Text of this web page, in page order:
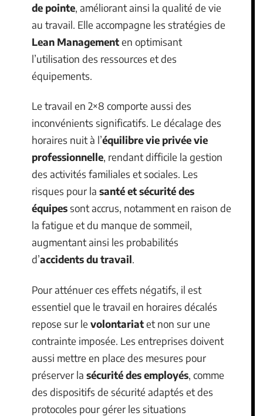
de pointe, améliorant ainsi la qualité de vie
au travail. Elle accompagne les stratégies de
Lean Managementen optimisant
l’utilisation des ressources et des
équipements.
Le travail en 2×8 comporte aussi des
inconvénients significatifs. Le décalage des
horaires nuit à l’équilibre vie privée vie
professionnelle, rendant difficile la gestion
des activités familiales et sociales. Les
risques pour la santé et sécurité des
équipessont accrus, notamment en raison de
la fatigue et du manque de sommeil,
augmentant ainsi les probabilités
d’accidents du travail.
Pour atténuer ces effets négatifs, il est
essentiel que le travail en horaires décalés
repose sur le volontariatet non sur une
contrainte imposée. Les entreprises doivent
aussi mettre en place des mesures pour
préserver la sécurité des employés, comme
des dispositifs de sécurité adaptés et des
protocoles pour gérer les situations